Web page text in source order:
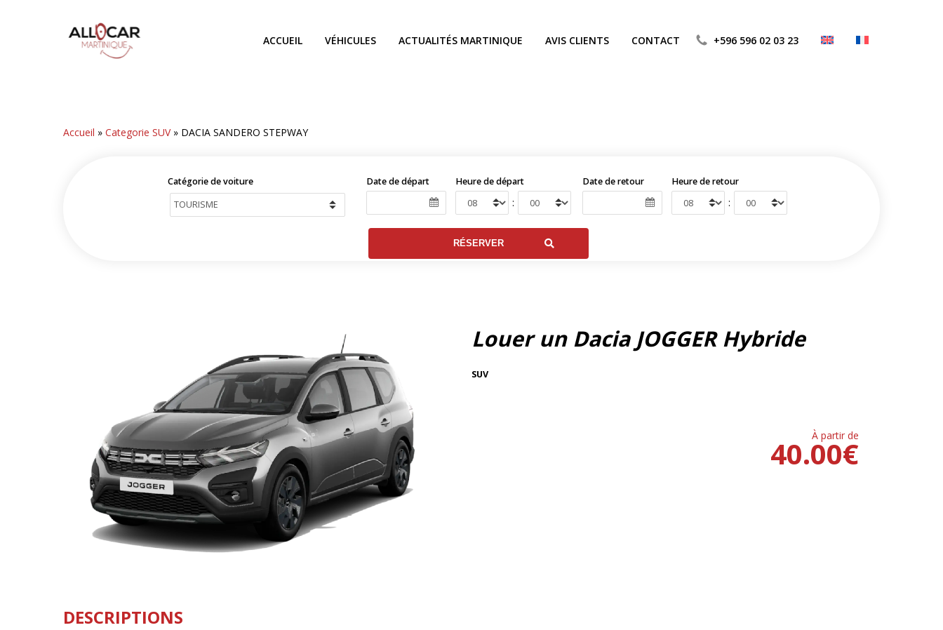
ACCUEIL VÉHICULES ACTUALITÉS MARTINIQUE AVIS CLIENTS CONTACT +596 596 02 03 23
Accueil »Categorie SUV» DACIA SANDERO STEPWAY
Catégorie de voiture Date de départ Heure de départ
:
Date de retour Heure de retour
:
Louer un Dacia JOGGER Hybride
SUV
À partir de
€
40.00
DESCRIPTIONS